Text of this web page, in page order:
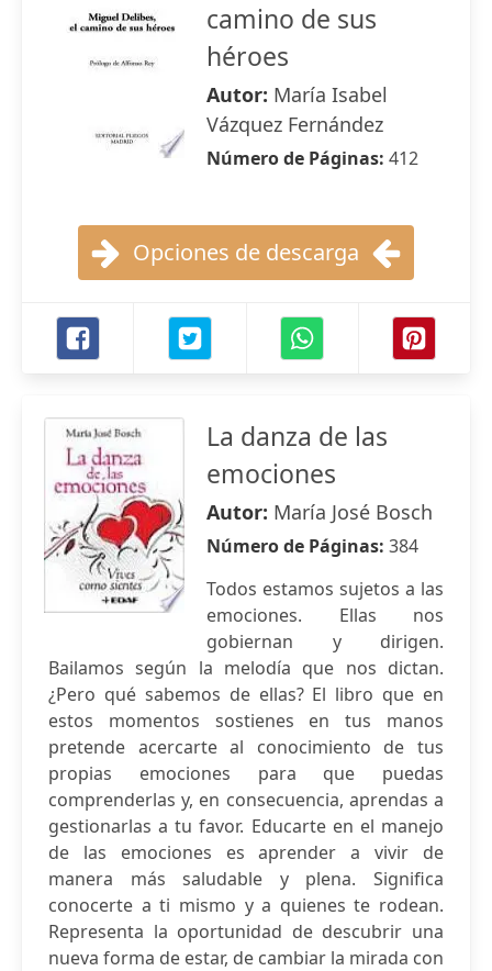
camino de sus
héroes
Autor: María Isabel
Vázquez Fernández
Número de Páginas: 412
Opciones de descarga
La danza de las
emociones
Autor: María José Bosch
Número de Páginas: 384
Todos estamos sujetos a las
emociones. Ellas nos
gobiernan y dirigen.
Bailamos según la melodía que nos dictan.
¿Pero qué sabemos de ellas? El libro que en
estos momentos sostienes en tus manos
pretende acercarte al conocimiento de tus
propias emociones para que puedas
comprenderlas y, en consecuencia, aprendas a
gestionarlas a tu favor. Educarte en el manejo
de las emociones es aprender a vivir de
manera más saludable y plena. Significa
conocerte a ti mismo y a quienes te rodean.
Representa la oportunidad de descubrir una
nueva forma de estar, de cambiar la mirada con